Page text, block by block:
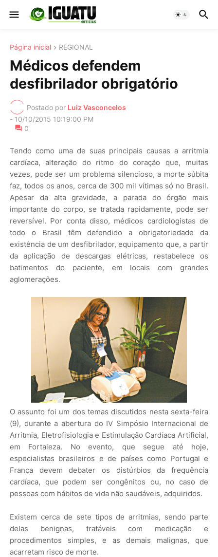
Página inicial REGIONAL
Médicos defendem
desfibrilador obrigatório
Postado por Luiz Vasconcelos
- 10/10/2015 10:19:00 PM
0
Tendo como uma de suas principais causas a arritmia
cardíaca, alteração do ritmo do coração que, muitas
vezes, pode ser um problema silencioso, a morte súbita
faz, todos os anos, cerca de 300 mil vítimas só no Brasil.
Apesar da alta gravidade, a parada do órgão mais
importante do corpo, se tratada rapidamente, pode ser
reversível. Por conta disso, médicos cardiologistas de
todo o Brasil têm defendido a obrigatoriedade da
existência de um desfibrilador, equipamento que, a partir
da aplicação de descargas elétricas, restabelece os
batimentos do paciente, em locais com grandes
aglomerações.
O assunto foi um dos temas discutidos nesta sexta-feira
(9), durante a abertura do IV Simpósio Internacional de
Arritmia, Eletrofisiologia e Estimulação Cardíaca Artificial,
em Fortaleza. No evento, que segue até hoje,
especialistas brasileiros e de países como Portugal e
França devem debater os distúrbios da frequência
cardíaca, que podem ser congênitos ou, no caso de
pessoas com hábitos de vida não saudáveis, adquiridos.
Existem cerca de sete tipos de arritmias, sendo parte
delas benignas, tratáveis com medicação e
procedimentos simples, e as demais malignas, que
acarretam risco de morte.